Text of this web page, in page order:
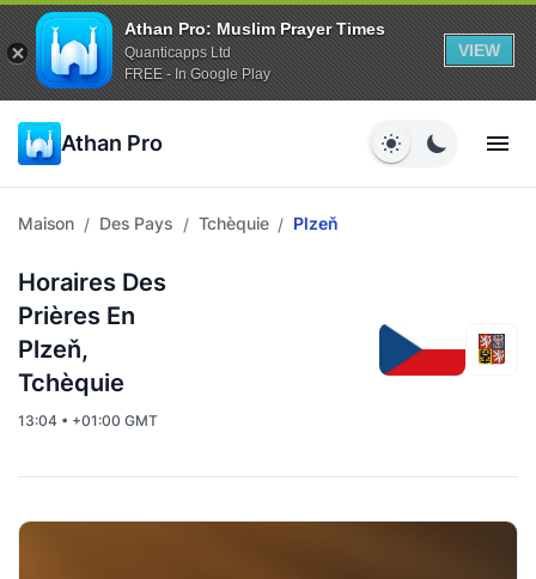
Athan Pro: Muslim Prayer Times
Quanticapps Ltd
FREE - In Google Play
VIEW
Athan Pro
Maison / Des Pays / Tchèquie / Plzeň
Horaires Des
Prières En
Plzeň,
Tchèquie
13:04 • +01:00 GMT